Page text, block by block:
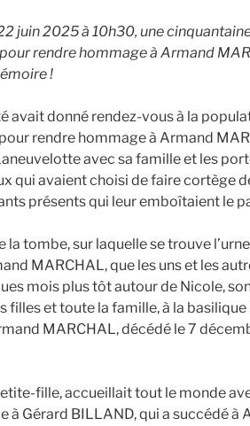
juin 2025 à 10h30, une
rendre hommage à Armand
!
avait donné rendez-vous à la
rendre hommage à Armand
avec sa famille et les
qui avaient choisi de faire cortège
présents qui leur emboîtaient le
la tombe, sur laquelle se trouve
MARCHAL, que les uns et les
mois plus tôt autour de Nicole,
filles et toute la famille, à la
MARCHAL, décédé le 7
fille, accueillait tout le monde
à Gérard BILLAND, qui a succédé à